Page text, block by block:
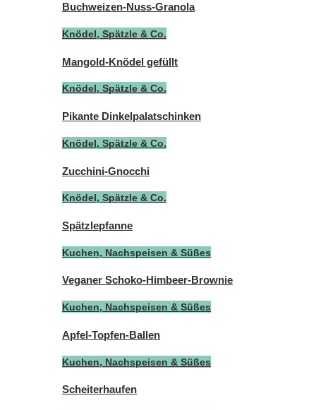
Buchweizen-Nuss-Granola
Knödel, Spätzle & Co.
Mangold-Knödel gefüllt
Knödel, Spätzle & Co.
Pikante Dinkelpalatschinken
Knödel, Spätzle & Co.
Zucchini-Gnocchi
Knödel, Spätzle & Co.
Spätzlepfanne
Kuchen, Nachspeisen & Süßes
Veganer Schoko-Himbeer-Brownie
Kuchen, Nachspeisen & Süßes
Apfel-Topfen-Ballen
Kuchen, Nachspeisen & Süßes
Scheiterhaufen